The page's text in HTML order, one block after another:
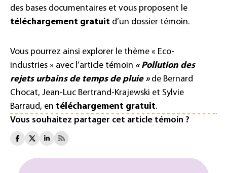
des bases documentaires et vous proposent le
téléchargement gratuit d’un dossier témoin.
Vous pourrez ainsi explorer le thème « Eco-
industries » avec l’article témoin «Pollution des
rejets urbains de temps de pluie »de Bernard
Chocat, Jean-Luc Bertrand-Krajewski et Sylvie
Barraud, en téléchargement gratuit.
Vous souhaitez partager cet article témoin ?